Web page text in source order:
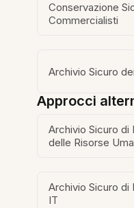
Conservazione
Commercialisti
Archivio Sicuro
Approcci
Archivio Sicuro di
delle Risorse
Archivio Sicuro di
IT